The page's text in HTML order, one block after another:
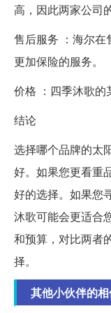
高，因此两家公司
售后服务 ：海尔
更加保险的服务。
价格 ：四季沐歌的
结论
选择哪个品牌的太
好。如果您更看重
好的选择。如果您
沐歌可能会更适合
和预算，对比两者
择。
其他小伙伴的相